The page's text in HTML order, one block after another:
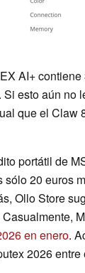
AI+
esto aún no
que el Claw
portátil de
20 euros
Ollo Store
en enero.
2026 entre